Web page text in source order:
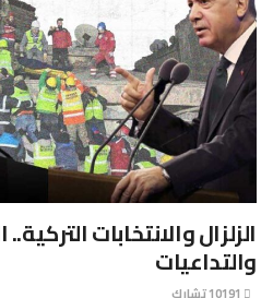
الزلزال والانتخابات التركية..
والتداعيات